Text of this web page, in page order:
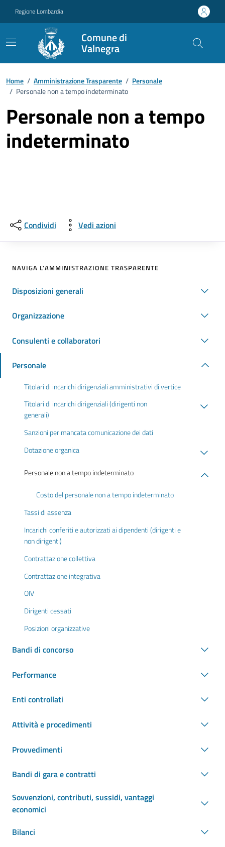
Regione Lombardia
Comune di
Valnegra
Home / Amministrazione Trasparente / Personale
/ Personale non a tempo indeterminato
Personale non a tempo
indeterminato
Condividi Vedi azioni
NAVIGA L'AMMINISTRAZIONE TRASPARENTE
Disposizioni generali
Organizzazione
Consulenti e collaboratori
Personale
Titolari di incarichi dirigenziali amministrativi di vertice
Titolari di incarichi dirigenziali (dirigenti non
generali)
Sanzioni per mancata comunicazione dei dati
Dotazione organica
Personale non a tempo indeterminato
Costo del personale non a tempo indeterminato
Tassi di assenza
Incarichi conferiti e autorizzati ai dipendenti (dirigenti e
non dirigenti)
Contrattazione collettiva
Contrattazione integrativa
OIV
Dirigenti cessati
Posizioni organizzative
Bandi di concorso
Performance
Enti controllati
Attività e procedimenti
Provvedimenti
Bandi di gara e contratti
Sovvenzioni, contributi, sussidi, vantaggi
economici
Bilanci